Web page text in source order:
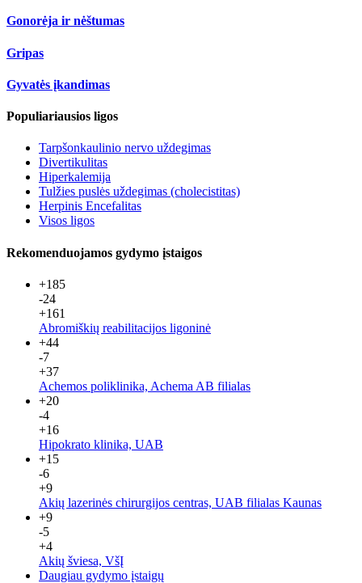
Gonorėja ir nėštumas
Gripas
Gyvatės įkandimas
Populiariausios ligos
Tarpšonkaulinio nervo uždegimas
Divertikulitas
Hiperkalemija
Tulžies puslės uždegimas (cholecistitas)
Herpinis Encefalitas
Visos ligos
Rekomenduojamos gydymo įstaigos
+185
-24
+161
Abromiškių reabilitacijos ligoninė
+44
-7
+37
Achemos poliklinika, Achema AB filialas
+20
-4
+16
Hipokrato klinika, UAB
+15
-6
+9
Akių lazerinės chirurgijos centras, UAB filialas Kaunas
+9
-5
+4
Akių šviesa, VšĮ
Daugiau gydymo įstaigų